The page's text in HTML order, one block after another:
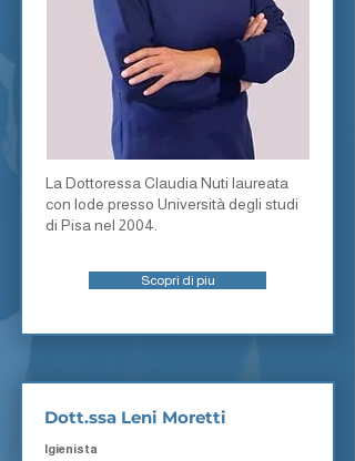
La Dottoressa Claudia Nuti laureata
con lode presso Università degli studi
di Pisa nel 2004.
Scopri di piu
Dott.ssa Leni Moretti
Igienista